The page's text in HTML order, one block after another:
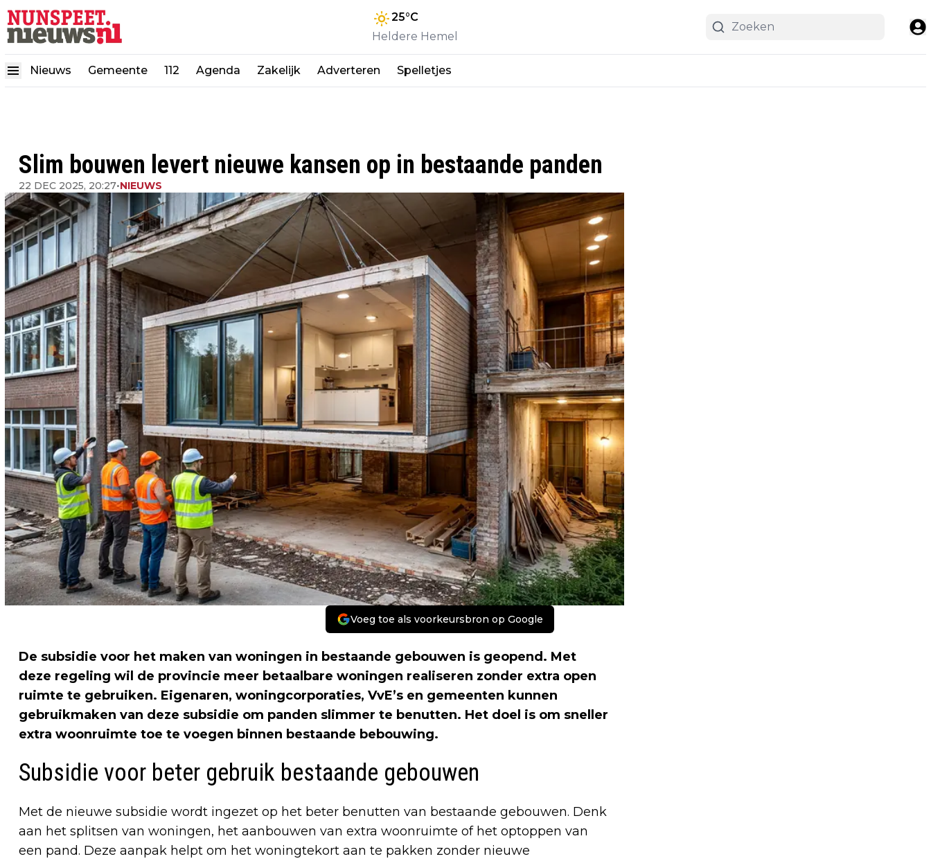
25°C
Heldere Hemel
Nieuws Gemeente 112 Agenda Zakelijk Adverteren Spelletjes
Slim bouwen levert nieuwe kansen op in bestaande panden
22 DEC 2025, 20:27•NIEUWS
Voeg toe als voorkeursbron op Google
De subsidie voor het maken van woningen in bestaande gebouwen is geopend. Met
deze regeling wil de provincie meer betaalbare woningen realiseren zonder extra open
ruimte te gebruiken. Eigenaren, woningcorporaties, VvE’s en gemeenten kunnen
gebruikmaken van deze subsidie om panden slimmer te benutten. Het doel is om sneller
extra woonruimte toe te voegen binnen bestaande bebouwing.
Subsidie voor beter gebruik bestaande gebouwen
Met de nieuwe subsidie wordt ingezet op het beter benutten van bestaande gebouwen. Denk
aan het splitsen van woningen, het aanbouwen van extra woonruimte of het optoppen van
een pand. Deze aanpak helpt om het woningtekort aan te pakken zonder nieuwe